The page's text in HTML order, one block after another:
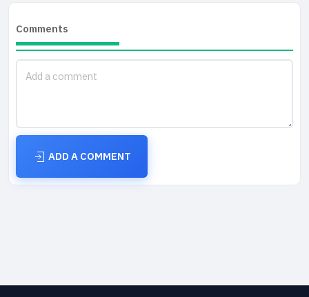
Comments
ADD A COMMENT